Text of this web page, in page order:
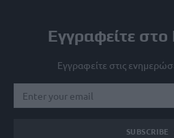
Εγγραφείτε
Εγγραφείτε στις
SUBSCRIBE